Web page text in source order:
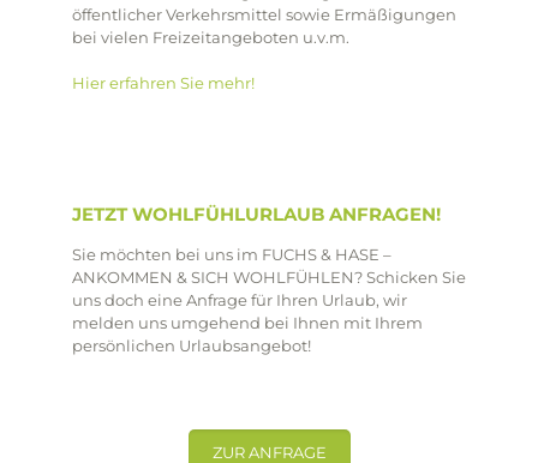
öffentlicher Verkehrsmittel sowie Ermäßigungen
bei vielen Freizeitangeboten u.v.m.
Hier erfahren Sie mehr!
JETZT WOHLFÜHLURLAUB ANFRAGEN!
Sie möchten bei uns im FUCHS & HASE –
ANKOMMEN & SICH WOHLFÜHLEN? Schicken Sie
uns doch eine Anfrage für Ihren Urlaub, wir
melden uns umgehend bei Ihnen mit Ihrem
persönlichen Urlaubsangebot!
ZUR ANFRAGE